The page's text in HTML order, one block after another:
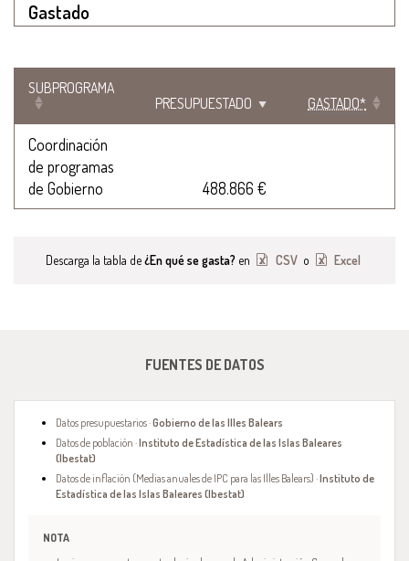
Gastado
SUBPROGRAMA
PRESUPUESTADO
GASTADO*
Coordinación
de programas
de Gobierno
488.866 €
Descarga la tabla de¿En qué se gasta?en CSV o Excel
FUENTES DE DATOS
Datos presupuestarios ·Gobierno de las Illes Balears
Datos de población ·Instituto de Estadística de las Islas Baleares
(Ibestat)
Datos de inflación (Medias anuales de IPC para las Illes Balears) ·Instituto de
Estadística de las Islas Baleares (Ibestat)
NOTA